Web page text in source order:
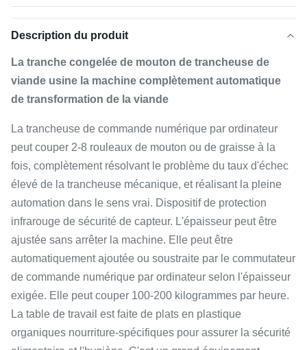
Description du produit
La tranche congelée de mouton de trancheuse de
viande usine la machine complètement automatique
de transformation de la viande
La trancheuse de commande numérique par ordinateur
peut couper 2-8 rouleaux de mouton ou de graisse à la
fois, complètement résolvant le problème du taux d'échec
élevé de la trancheuse mécanique, et réalisant la pleine
automation dans le sens vrai. Dispositif de protection
infrarouge de sécurité de capteur. L'épaisseur peut être
ajustée sans arrêter la machine. Elle peut être
automatiquement ajoutée ou soustraite par le commutateur
de commande numérique par ordinateur selon l'épaisseur
exigée. Elle peut couper 100-200 kilogrammes par heure.
La table de travail est faite de plats en plastique
organiques nourriture-spécifiques pour assurer la sécurité